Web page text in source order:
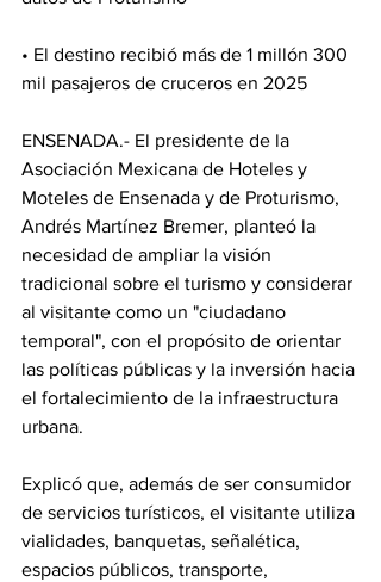
• El destino recibió más de 1 millón 300
mil pasajeros de cruceros en 2025
ENSENADA.- El presidente de la
Asociación Mexicana de Hoteles y
Moteles de Ensenada y de Proturismo,
Andrés Martínez Bremer, planteó la
necesidad de ampliar la visión
tradicional sobre el turismo y considerar
al visitante como un "ciudadano
temporal", con el propósito de orientar
las políticas públicas y la inversión hacia
el fortalecimiento de la infraestructura
urbana.
Explicó que, además de ser consumidor
de servicios turísticos, el visitante utiliza
vialidades, banquetas, señalética,
espacios públicos, transporte,